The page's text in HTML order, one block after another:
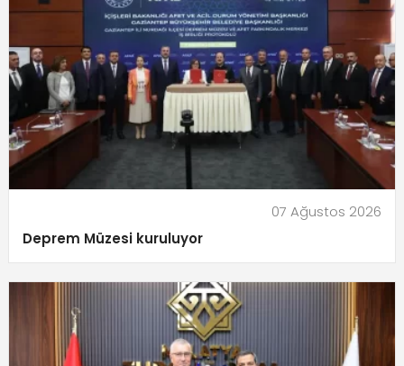
07 Ağustos 2026
Deprem Müzesi kuruluyor